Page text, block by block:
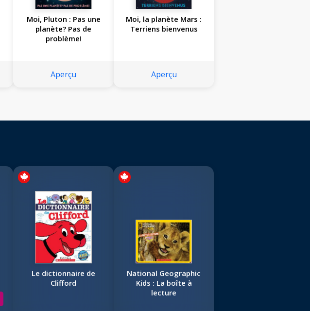
Moi, Pluton : Pas une
planète? Pas de
problème!
Aperçu
Moi, la planète Mars :
Terriens bienvenus
Aperçu
Le dictionnaire de
Clifford
National Geographic
Kids : La boîte à
lecture